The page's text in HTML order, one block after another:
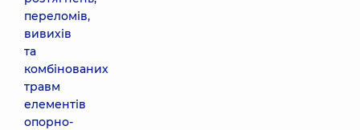
переломів,
вивихів
та
комбінованих
травм
елементів
опорно-